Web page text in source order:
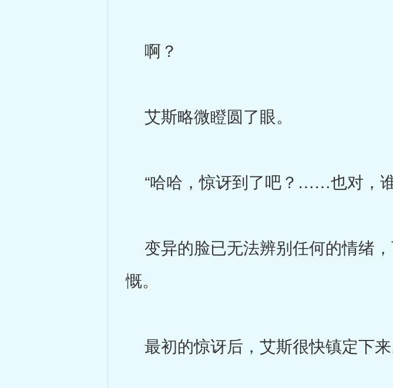
啊？
艾斯略微瞪圆了眼。
“哈哈，惊讶到了吧？……也对，
变异的脸已无法辨别任何的情绪
慨。
最初的惊讶后，艾斯很快镇定下来